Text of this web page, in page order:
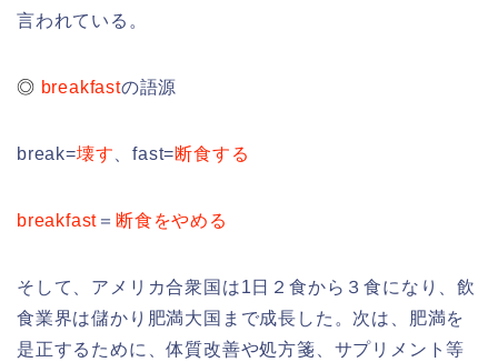
言われている。
◎ breakfastの語源
break=壊す 、fast=断食する
breakfast ＝ 断食をやめる
そして、アメリカ合衆国は1日２食から３食になり、飲
食業界は儲かり肥満大国まで成長した。次は、肥満を
是正するために、体質改善や処方箋、サプリメント等